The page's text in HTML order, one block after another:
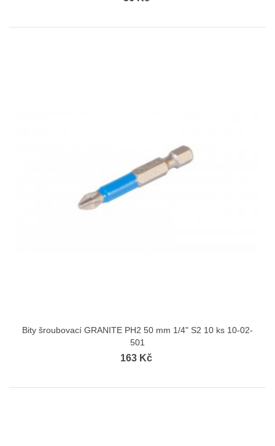
Bity šroubovací GRANITE PH2 50 mm 1/4" S2 10 ks 10-02-
501
163 Kč